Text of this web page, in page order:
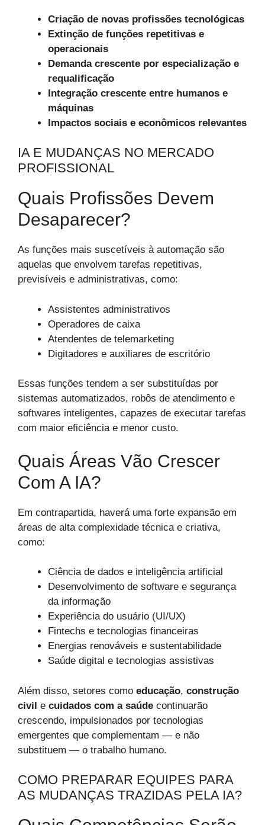
Criação de novas profissões tecnológicas
Extinção de funções repetitivas e
operacionais
Demanda crescente por especialização e
requalificação
Integração crescente entre humanos e
máquinas
Impactos sociais e econômicos relevantes
IA E MUDANÇAS NO MERCADO
PROFISSIONAL
Quais Profissões Devem
Desaparecer?
As funções mais suscetíveis à automação são
aquelas que envolvem tarefas repetitivas,
previsíveis e administrativas, como:
Assistentes administrativos
Operadores de caixa
Atendentes de telemarketing
Digitadores e auxiliares de escritório
Essas funções tendem a ser substituídas por
sistemas automatizados, robôs de atendimento e
softwares inteligentes, capazes de executar tarefas
com maior eficiência e menor custo.
Quais Áreas Vão Crescer
Com A IA?
Em contrapartida, haverá uma forte expansão em
áreas de alta complexidade técnica e criativa,
como:
Ciência de dados e inteligência artificial
Desenvolvimento de software e segurança
da informação
Experiência do usuário (UI/UX)
Fintechs e tecnologias financeiras
Energias renováveis e sustentabilidade
Saúde digital e tecnologias assistivas
Além disso, setores como educação, construção
civil e cuidados com a saúde continuarão
crescendo, impulsionados por tecnologias
emergentes que complementam — e não
substituem — o trabalho humano.
COMO PREPARAR EQUIPES PARA
AS MUDANÇAS TRAZIDAS PELA IA?